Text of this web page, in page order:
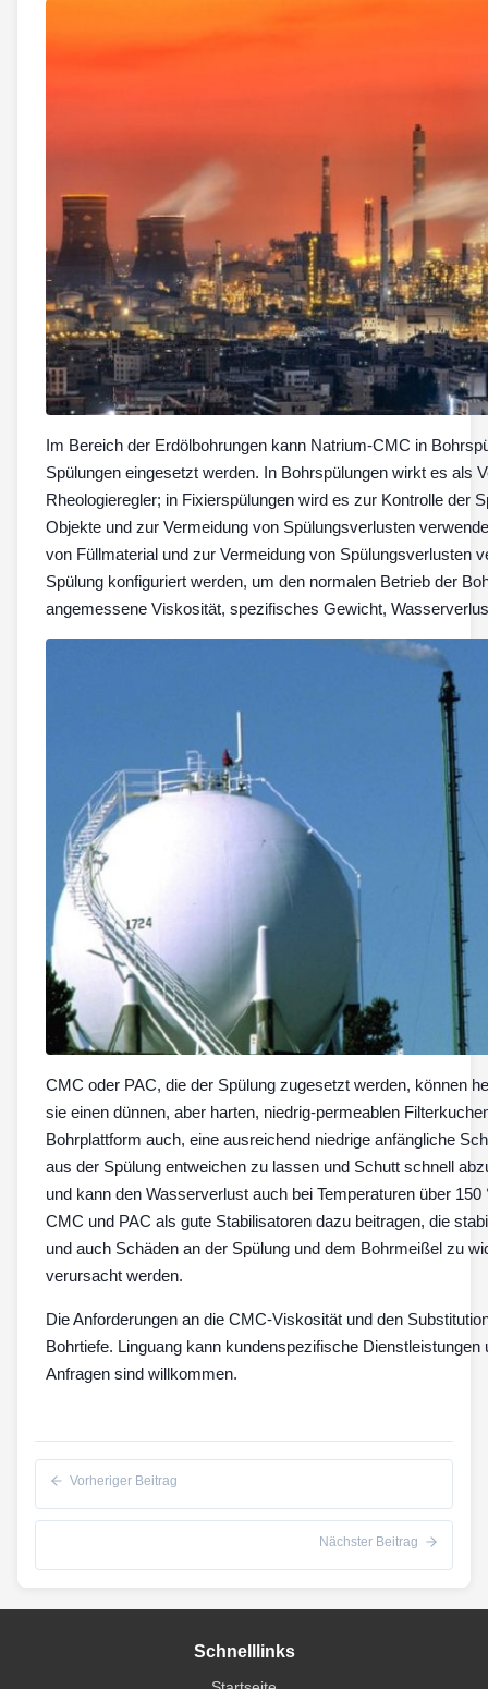
Im Bereich der Erdölbohrungen kann Natrium-CMC in
Spülungen eingesetzt werden. In Bohrspülungen wirkt es als
Rheologieregler; in Fixierspülungen wird es zur Kontrolle der
Objekte und zur Vermeidung von Spülungsverlusten
von Füllmaterial und zur Vermeidung von Spülungsverlusten
Spülung konfiguriert werden, um den normalen Betrieb der
angemessene Viskosität, spezifisches Gewicht,
CMC oder PAC, die der Spülung zugesetzt werden, können
sie einen dünnen, aber harten, niedrig-permeablen
Bohrplattform auch, eine ausreichend niedrige anfängliche
aus der Spülung entweichen zu lassen und Schutt schnell
und kann den Wasserverlust auch bei Temperaturen über
CMC und PAC als gute Stabilisatoren dazu beitragen, die
und auch Schäden an der Spülung und dem Bohrmeißel zu
verursacht werden.
Die Anforderungen an die CMC-Viskosität und den
Bohrtiefe. Linguang kann kundenspezifische
Anfragen sind willkommen.
Vorheriger Beitrag
Nächster Beitrag
Schnelllinks